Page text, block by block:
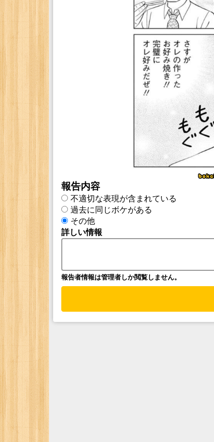
報告内容
不適切な表現が含まれている
過去に同じボケがある
その他
詳しい情報
報告者情報は管理者しか閲覧しません。